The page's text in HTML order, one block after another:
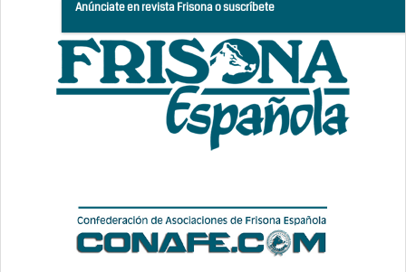
Anúnciate en revista Frisona o suscríbete